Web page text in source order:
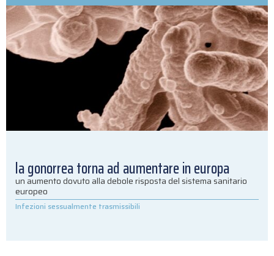
la gonorrea torna ad aumentare in europa
un aumento dovuto alla debole risposta del sistema sanitario
europeo
Infezioni sessualmente trasmissibili